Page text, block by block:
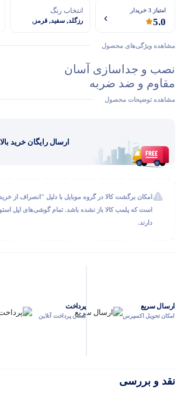
امتیاز 3 خریدار
5.0
انتخاب رنگ
رزگلد, سفید, قرمز,
مشاهده ویژگی‌های محصول
نصب و جداسازی آسان
مقاوم و ضد ضربه
نوع قفل بند: قشاری دکمه ای
مشاهده توضیحات محصول
ارسال رایگان خرید بالای 50 میلیون
امکان برگشت کالا در گروه موبایل با دلیل "انصراف از
است که پلمب کالا باز نشده باشد. تمام گوشی‌های اپل
دارند.
ارسال سریع
امکان تحویل اکسپرس
پرداخت
امکان پرداخت آنلاین
نقد و بررسی
گفتگو با غرفه‌دار